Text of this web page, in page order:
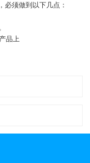
必须做到以下几点：
品上